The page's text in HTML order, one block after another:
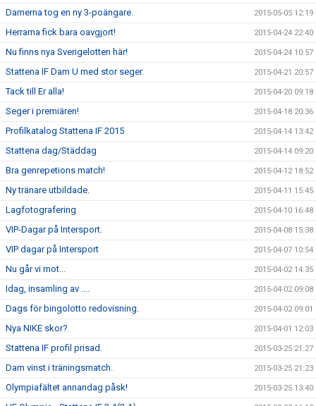
Damerna tog en ny 3-poängare. 2015-05-05 12:19
Herrarna fick bara oavgjort! 2015-04-24 22:40
Nu finns nya Sverigelotten här! 2015-04-24 10:57
Stattena IF Dam U med stor seger. 2015-04-21 20:57
Tack till Er alla! 2015-04-20 09:18
Seger i premiären! 2015-04-18 20:36
Profilkatalog Stattena IF 2015 2015-04-14 13:42
Stattena dag/Städdag 2015-04-14 09:20
Bra genrepetions match! 2015-04-12 18:52
Ny tränare utbildade. 2015-04-11 15:45
Lagfotografering 2015-04-10 16:48
VIP-Dagar på Intersport. 2015-04-08 15:38
VIP dagar på Intersport 2015-04-07 10:54
Nu går vi mot... 2015-04-02 14:35
Idag, insamling av .... 2015-04-02 09:08
Dags för bingolotto redovisning. 2015-04-02 09:01
Nya NIKE skor? 2015-04-01 12:03
Stattena IF profil prisad. 2015-03-25 21:27
Dam vinst i träningsmatch. 2015-03-25 21:23
Olympiafältet annandag påsk! 2015-03-25 13:40